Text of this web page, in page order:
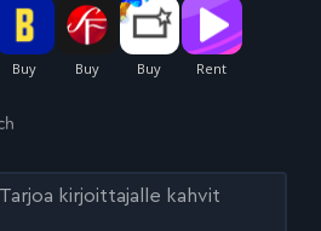
kirjoittajalle kahvit